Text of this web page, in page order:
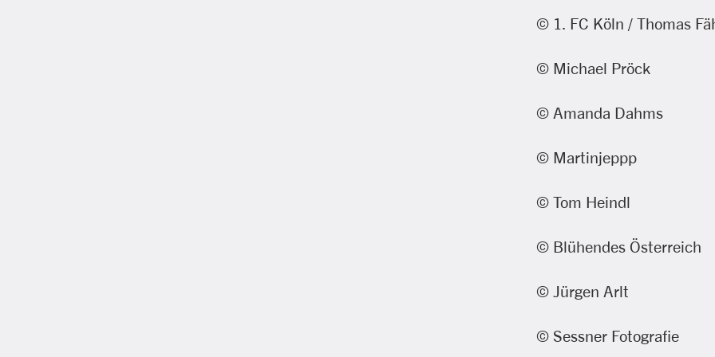
© 1. FC Köln / Thomas
© Michael Pröck
© Amanda Dahms
© Martinjeppp
© Tom Heindl
© Blühendes Österreich
© Jürgen Arlt
© Sessner Fotografie